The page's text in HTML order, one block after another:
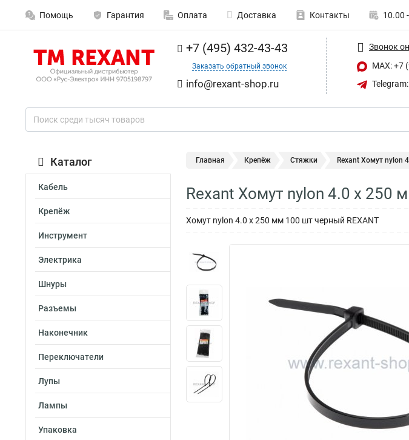
Помощь Гарантия Оплата Доставка Контакты 10.00
+7 (495) 432-43-43
Заказать обратный звонок
info@rexant-shop.ru
Звонок
MAX: +7
Каталог
Кабель
Крепёж
Инструмент
Электрика
Шнуры
Разъемы
Наконечник
Переключатели
Лупы
Лампы
Упаковка
Главная Крепёж Стяжки Rexant Хомут nylon
Rexant Хомут nylon 4.0 х 250
Хомут nylon 4.0 х 250 мм 100 шт черный REXANT